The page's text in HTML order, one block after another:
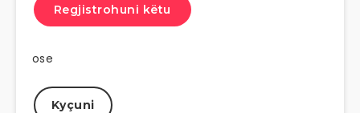
Regjistrohuni këtu
ose
Kyçuni